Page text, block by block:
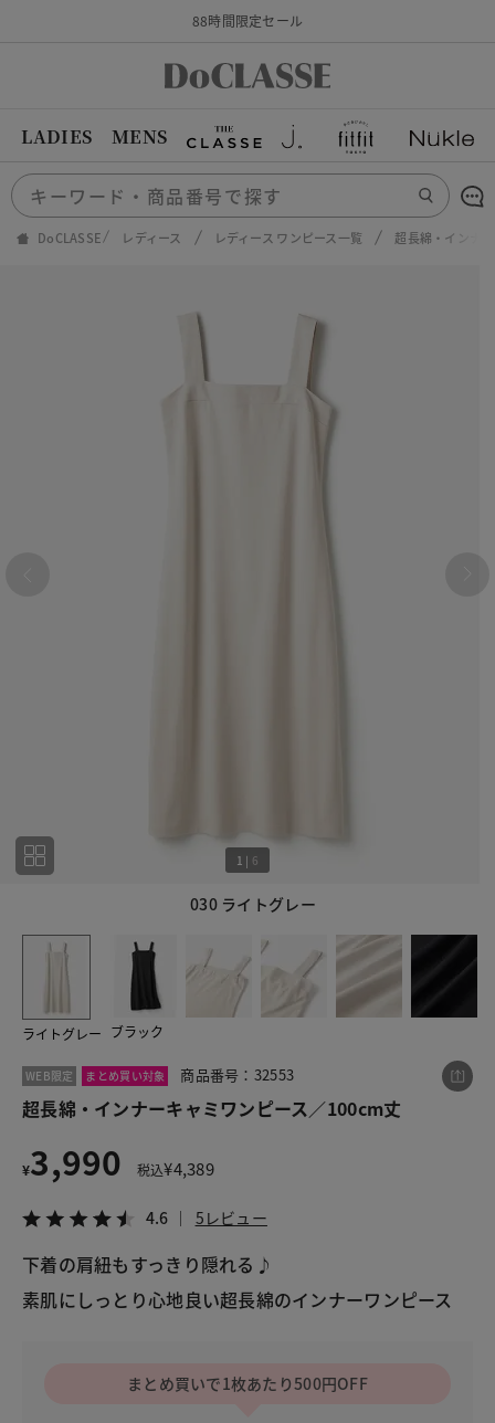
88時間限定セール
LADIES MENS
DoCLASSE レディース レディース ワンピース一覧 超長綿・インナ
030 ライトグレー
1 | 6
ライトグレー ブラック
1
WEB限定 まとめ買い対象 商品番号：32553
超長綿・インナーキャミワンピース／100cm丈
¥3,990 税込¥4,389
4.6 5レビュー
下着の肩紐もすっきり隠れる♪
素肌にしっとり心地良い超長綿のインナーワンピース
まとめ買いで1枚あたり500円OFF
この商品をシェアする
¥3,990
税込¥4,389
LINE